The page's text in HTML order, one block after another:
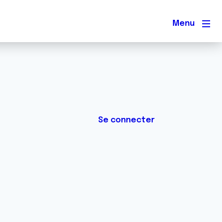
Menu
Se connecter